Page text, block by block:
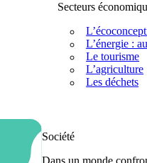
Secteurs
L’énergie :
Le tourisme
L’agriculture
Les déchets
Société
Dans un monde